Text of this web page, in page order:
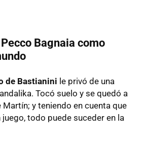
Bagnaia como
de Bastianini le privó de una
Tocó suelo y se quedó a
y teniendo en cuenta que
todo puede suceder en la